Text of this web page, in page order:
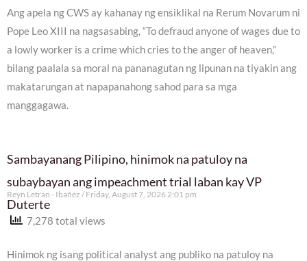
Ang apela ng CWS ay kahanay ng ensiklikal na Rerum Novarum ni
Pope Leo XIII na nagsasabing, “To defraud anyone of wages due to
a lowly worker is a crime which cries to the anger of heaven,”
bilang paalala sa moral na pananagutan ng lipunan na tiyakin ang
makatarungan at napapanahong sahod para sa mga
manggagawa.
Sambayanang Pilipino, hinimok na patuloy na
subaybayan ang impeachment trial laban kay VP
Duterte
Reyn Letran - Ibañez Friday, August 7, 2026 2:01 pm
7,278 total views
Hinimok ng isang political analyst ang publiko na patuloy na